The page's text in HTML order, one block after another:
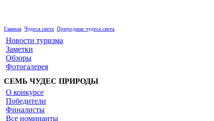
Главная Чудеса света Природные чудеса света
Новости туризма
Заметки
Обзоры
Фотогалерея
СЕМЬ ЧУДЕС ПРИРОДЫ
О конкурсе
Победители
Финалисты
Все номинанты